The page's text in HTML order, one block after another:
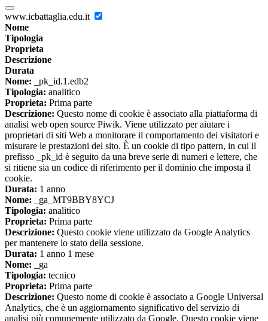
www.icbattaglia.edu.it
Nome
Tipologia
Proprieta
Descrizione
Durata
Nome: _pk_id.1.edb2
Tipologia: analitico
Proprieta: Prima parte
Descrizione: Questo nome di cookie è associato alla piattaforma di
analisi web open source Piwik. Viene utilizzato per aiutare i
proprietari di siti Web a monitorare il comportamento dei visitatori e
misurare le prestazioni del sito. È un cookie di tipo pattern, in cui il
prefisso _pk_id è seguito da una breve serie di numeri e lettere, che
si ritiene sia un codice di riferimento per il dominio che imposta il
cookie.
Durata: 1 anno
Nome: _ga_MT9BBY8YCJ
Tipologia: analitico
Proprieta: Prima parte
Descrizione: Questo cookie viene utilizzato da Google Analytics
per mantenere lo stato della sessione.
Durata: 1 anno 1 mese
Nome: _ga
Tipologia: tecnico
Proprieta: Prima parte
Descrizione: Questo nome di cookie è associato a Google Universal
Analytics, che è un aggiornamento significativo del servizio di
analisi più comunemente utilizzato da Google. Questo cookie viene